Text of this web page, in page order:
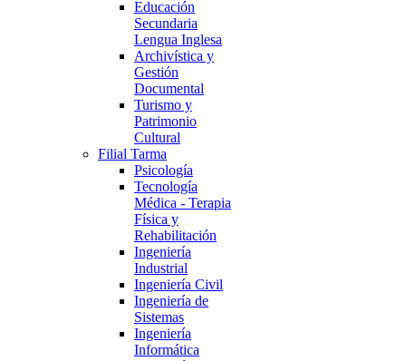
Educación
Secundaria
Lengua Inglesa
Archivística y
Gestión
Documental
Turismo y
Patrimonio
Cultural
Filial Tarma
Psicología
Tecnología
Médica - Terapia
Física y
Rehabilitación
Ingeniería
Industrial
Ingeniería Civil
Ingeniería de
Sistemas
Ingeniería
Informática